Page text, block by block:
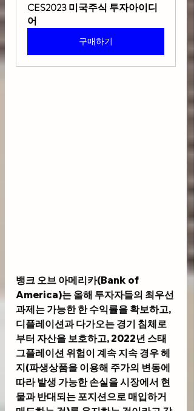
CES2023 미국주식 투자아이디
어
구매하기
뱅크 오브 아메리카(Bank of
America)는 올해 투자자들의 최우선
과제는 가능한 한 수익률을 확보하고,
디플레이션과 다가오는 경기 침체로
부터 자산을 보호하고, 2022년 스태
그플레이션 위험이 계속 지속 경우 헤
지(파생상품을 이용해 주가의 변동에
따라 발생 가능한 손실을 시장에서 현
물과 반대되는 포지션으로 매입하거